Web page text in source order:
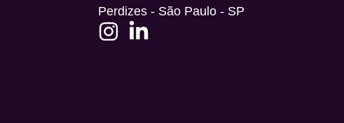
Perdizes - São Paulo - SP